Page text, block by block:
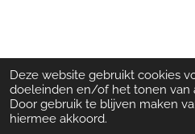
Deze website gebruikt cookies
doeleinden en/of het tonen van
Door gebruik te blijven maken
hiermee akkoord.